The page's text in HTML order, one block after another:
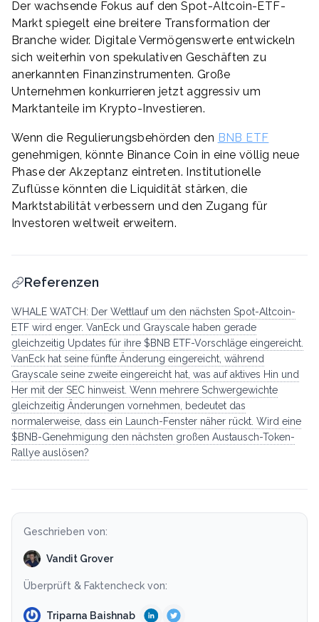
Der wachsende Fokus auf den Spot-Altcoin-ETF-
Markt spiegelt eine breitere Transformation der
Branche wider. Digitale Vermögenswerte entwickeln
sich weiterhin von spekulativen Geschäften zu
anerkannten Finanzinstrumenten. Große
Unternehmen konkurrieren jetzt aggressiv um
Marktanteile im Krypto-Investieren.
Wenn die Regulierungsbehörden den BNB ETF
genehmigen, könnte Binance Coin in eine völlig neue
Phase der Akzeptanz eintreten. Institutionelle
Zuflüsse könnten die Liquidität stärken, die
Marktstabilität verbessern und den Zugang für
Investoren weltweit erweitern.
Referenzen
WHALE WATCH: Der Wettlauf um den nächsten Spot-Altcoin-
ETF wird enger. VanEck und Grayscale haben gerade
gleichzeitig Updates für ihre $BNB ETF-Vorschläge eingereicht.
VanEck hat seine fünfte Änderung eingereicht, während
Grayscale seine zweite eingereicht hat, was auf aktives Hin und
Her mit der SEC hinweist. Wenn mehrere Schwergewichte
gleichzeitig Änderungen vornehmen, bedeutet das
normalerweise, dass ein Launch-Fenster näher rückt. Wird eine
$BNB-Genehmigung den nächsten großen Austausch-Token-
Rallye auslösen?
Geschrieben von:
Vandit Grover
Überprüft & Faktencheck von:
Triparna Baishnab